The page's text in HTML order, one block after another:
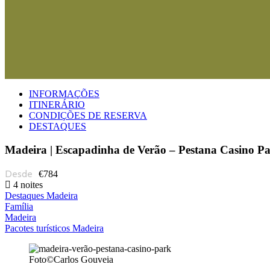
INFORMAÇÕES
ITINERÁRIO
CONDIÇÕES DE RESERVA
DESTAQUES
Madeira | Escapadinha de Verão – Pestana Casino
€784
4 noites
Destaques Madeira
Família
Madeira
Pacotes turísticos Madeira
Foto©Carlos Gouveia